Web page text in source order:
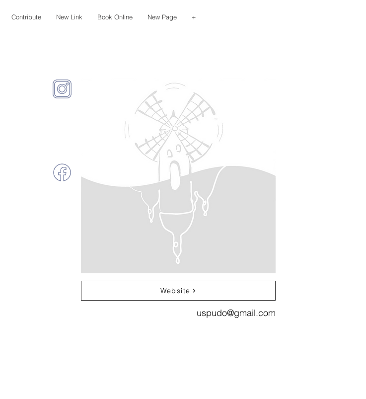
Contribute New Link Book Online New Page +
Website
uspudo@gmail.com